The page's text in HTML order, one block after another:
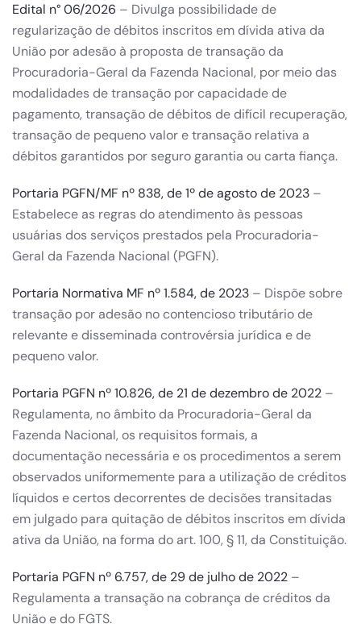
Edital n° 06/2026 – Divulga possibilidade de
regularização de débitos inscritos em dívida ativa da
União por adesão à proposta de transação da
Procuradoria-Geral da Fazenda Nacional, por meio das
modalidades de transação por capacidade de
pagamento, transação de débitos de difícil recuperação,
transação de pequeno valor e transação relativa a
débitos garantidos por seguro garantia ou carta fiança.
Portaria PGFN/MF nº 838, de 1º de agosto de 2023 –
Estabelece as regras do atendimento às pessoas
usuárias dos serviços prestados pela Procuradoria-
Geral da Fazenda Nacional (PGFN).
Portaria Normativa MF nº 1.584, de 2023 – Dispõe sobre
transação por adesão no contencioso tributário de
relevante e disseminada controvérsia jurídica e de
pequeno valor.
Portaria PGFN nº 10.826, de 21 de dezembro de 2022 –
Regulamenta, no âmbito da Procuradoria-Geral da
Fazenda Nacional, os requisitos formais, a
documentação necessária e os procedimentos a serem
observados uniformemente para a utilização de créditos
líquidos e certos decorrentes de decisões transitadas
em julgado para quitação de débitos inscritos em dívida
ativa da União, na forma do art. 100, § 11, da Constituição.
Portaria PGFN nº 6.757, de 29 de julho de 2022 –
Regulamenta a transação na cobrança de créditos da
União e do FGTS.